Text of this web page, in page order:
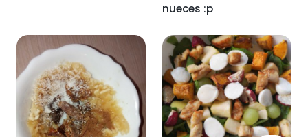
nueces :p